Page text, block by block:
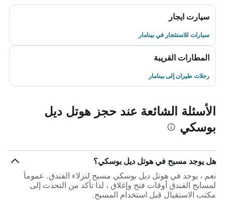
سيارت ايجار
سيارات للاستئجار في بينامار
المطارات القريبة
رحلات طيران إلى بينامار
الأسئلة الشائعة عند حجز هوتل ديل
بوسكي
هل يوجد مسبح في هوتل ديل بوسكي؟
نعم ، يوجد في هوتل ديل بوسكي مسبح لنزلاء الفندق. عموماً
لمسابح الفندق أوقات فتح وإغلاق ، لذا تأكد من التحدث إلى
مكتب الاستقبال قبل استخدام المسبح.